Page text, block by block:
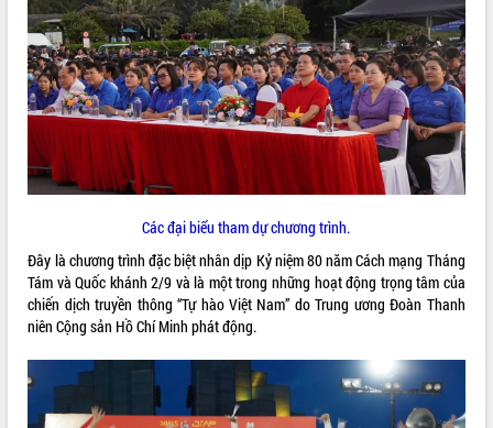
HỆ THỐNG VĂN BẢN
VĂN BẢN HĐND TỈNH
ĐIỂM TIN VĂN BẢN
QUY HOẠCH - KẾ HOẠCH
Các đại biểu tham dự chương trình.
Đây là chương trình đặc biệt nhân dịp Kỷ niệm 80 năm Cách mạng Tháng
Tám và Quốc khánh 2/9 và là một trong những hoạt động trọng tâm của
chiến dịch truyền thông “Tự hào Việt Nam” do Trung ương Đoàn Thanh
niên Cộng sản Hồ Chí Minh phát động.